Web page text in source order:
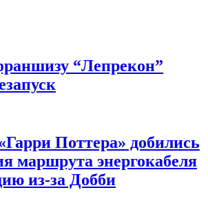
“Лепрекон”
Поттера» добились
маршрута энергокабеля
из-за Добби